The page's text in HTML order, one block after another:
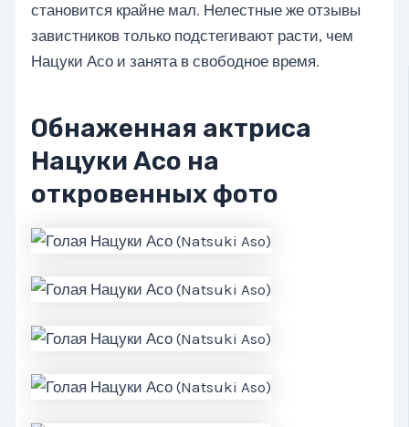
становится крайне мал. Нелестные же отзывы
завистников только подстегивают расти, чем
Нацуки Асо и занята в свободное время.
Обнаженная актриса
Нацуки Асо на
откровенных фото